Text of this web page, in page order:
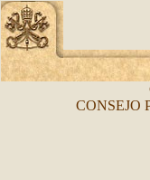
CONSEJO